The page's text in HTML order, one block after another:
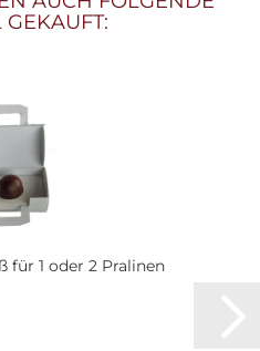
GEKAUFT:
für 1 oder 2 Pralinen